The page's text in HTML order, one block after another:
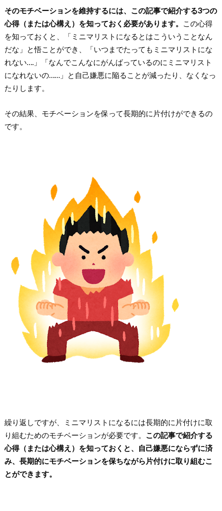
そのモチベーションを維持するには、この記事で紹介する3つの
心得（または心構え）を知っておく必要があります。
この心得
を知っておくと、「ミニマリストになるとはこういうことなん
だな」と悟ことができ、「いつまでたってもミニマリストにな
れない….」「なんでこんなにがんばっているのにミニマリスト
になれないの……」と自己嫌悪に陥ることが減ったり、なくなっ
たりします。
その結果、モチベーションを保って長期的に片付けができるの
です。
繰り返しですが、ミニマリストになるには長期的に片付けに取
り組むためのモチベーションが必要です。 この記事で紹介する
心得（または心構え）を知っておくと、自己嫌悪にならずに済
み、長期的にモチベーションを保ちながら片付けに取り組むこ
とができます。